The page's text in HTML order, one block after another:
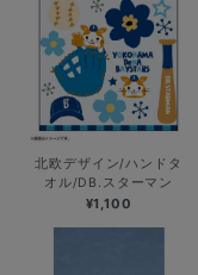
北欧デザイン/ハンドタ
オル/DB.スターマン
¥1,100